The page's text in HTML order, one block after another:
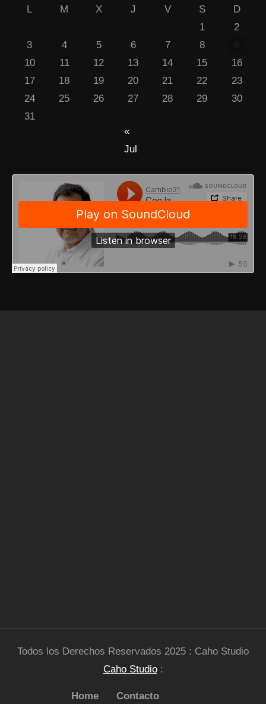
L M X J V S
D
1
2
3
4 5 6 7 8
10
11 12 13 14 15
16
17
18 19 20 21 22
23
24
25 26 27 28 29
30
31
«
Jul
Todos los Derechos Reservados 2025 : Caho Studio
Caho Studio:
Home Contacto